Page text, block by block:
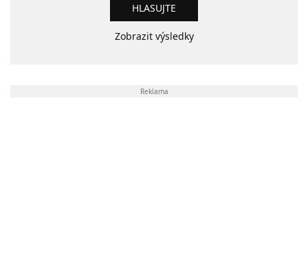
Zobrazit výsledky
Reklama